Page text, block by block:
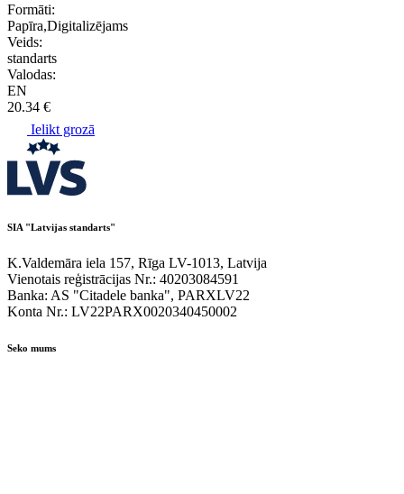
Formāti:
Papīra,Digitalizējams
Veids:
standarts
Valodas:
EN
20.34 €
Ielikt grozā
SIA "Latvijas standarts"
K.Valdemāra iela 157, Rīga LV-1013, Latvija
Vienotais reģistrācijas Nr.: 40203084591
Banka: AS "Citadele banka", PARXLV22
Konta Nr.: LV22PARX0020340450002
Seko mums